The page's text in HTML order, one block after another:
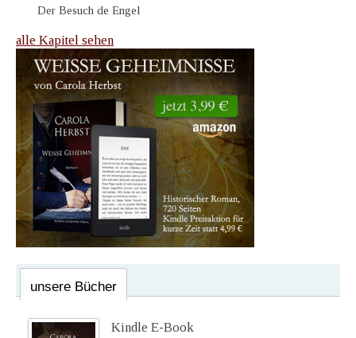
Der Besuch de Engel
alle Kapitel sehen
unsere Bücher
Kindle E-Book